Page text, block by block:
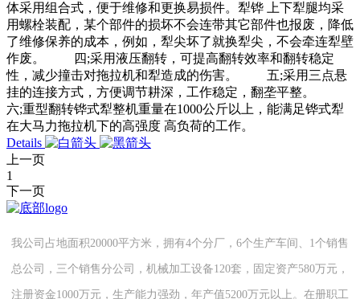
体采用组合式，便于维修和更换易损件。犁铧 上下犁腿均采
用螺栓装配，某个部件的损坏不会连带其它部件也报废，降低
了维修保养的成本，例如，犁尖坏了就换犁尖，不会牵连犁壁
作废。 四;采用液压翻转，可提高翻转效率和翻转稳定
性，减少撞击对拖拉机和犁造成的伤害。 五;采用三点悬
挂的连接方式，方便调节耕深，工作稳定，翻垄平整。
六;重型翻转铧式犁整机重量在1000公斤以上，能满足铧式犁
在大马力拖拉机下的高强度 高负荷的工作。
Details
上一页
1
下一页
我公司占地面积20000平方米，拥有4个分厂，6个生产车间、1个销售
总公司，三个销售分公司，机械加工设备120套，固定资产580万元，
注册资金1000万元，生产能力强劲，年产值5200万元以上。在册职工